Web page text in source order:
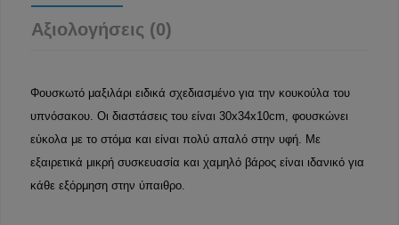
Αξιολογήσεις (0)
Φουσκωτό μαξιλάρι ειδικά σχεδιασμένο για την κουκούλα του
υπνόσακου. Οι διαστάσεις του είναι 30x34x10cm, φουσκώνει
εύκολα με το στόμα και είναι πολύ απαλό στην υφή. Με
εξαιρετικά μικρή συσκευασία και χαμηλό βάρος είναι ιδανικό για
κάθε εξόρμηση στην ύπαιθρο.